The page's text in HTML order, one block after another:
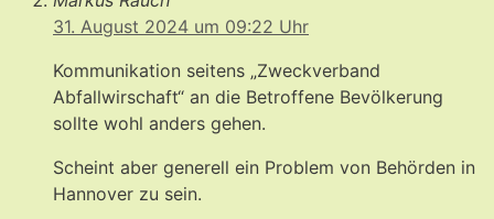
31. August 2024 um 09:22 Uhr
Kommunikation seitens „Zweckverband
Abfallwirschaft“ an die Betroffene Bevölkerung
sollte wohl anders gehen.
Scheint aber generell ein Problem von Behörden in
Hannover zu sein.